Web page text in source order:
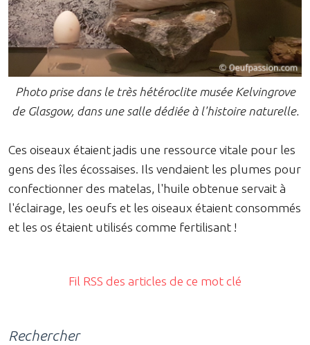
Photo prise dans le très hétéroclite musée Kelvingrove
de Glasgow, dans une salle dédiée à l'histoire naturelle.
Ces oiseaux étaient jadis une ressource vitale pour les
gens des îles écossaises. Ils vendaient les plumes pour
confectionner des matelas, l'huile obtenue servait à
l'éclairage, les oeufs et les oiseaux étaient consommés
et les os étaient utilisés comme fertilisant !
Fil RSS des articles de ce mot clé
Rechercher